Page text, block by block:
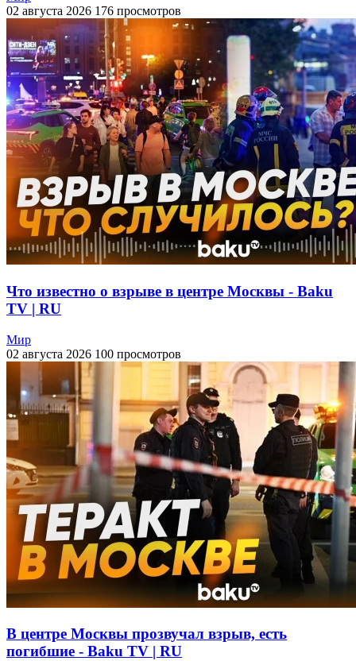
02 августа 2026 176 просмотров
Что известно о взрыве в центре Москвы - Baku
TV | RU
Мир
02 августа 2026 100 просмотров
В центре Москвы прозвучал взрыв, есть
погибшие - Baku TV | RU